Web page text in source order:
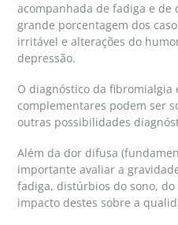
acompanhada de fadiga e de
grande porcentagem dos
irritável e alterações do
depressão.
O diagnóstico da fibromialgia
complementares podem ser
outras possibilidades
Além da dor difusa
importante avaliar a
fadiga, distúrbios do sono,
impacto destes sobre a